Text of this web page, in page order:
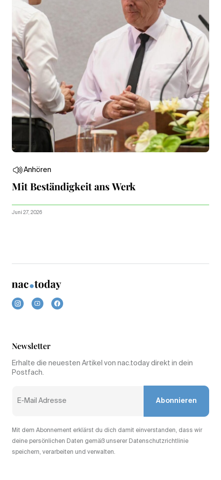
Anhören
Mit Beständigkeit ans Werk
Juni 27, 2026
Newsletter
Erhalte die neuesten Artikel von nac.today direkt in dein
Postfach.
Abonnieren
Mit dem Abonnement erklärst du dich damit einverstanden, dass wir
deine persönlichen Daten gemäß unserer Datenschutzrichtlinie
speichern, verarbeiten und verwalten.